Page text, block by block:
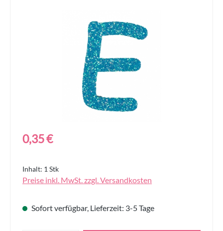
Regulärer Preis:
0,35 €
Inhalt: 1 Stk
Preise inkl. MwSt. zzgl. Versandkosten
Sofort verfügbar, Lieferzeit: 3-5 Tage